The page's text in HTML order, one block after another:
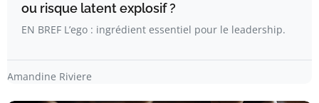
ou risque latent explosif ?
EN BREF L’ego : ingrédient essentiel pour le leadership.
Amandine Riviere